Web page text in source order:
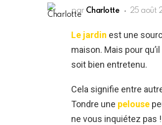
par Charlotte 25 août
Le jardin est une
maison. Mais pour
soit bien entretenu.
Cela signifie entre
Tondre une pelouse
ne vous inquiétez pas !